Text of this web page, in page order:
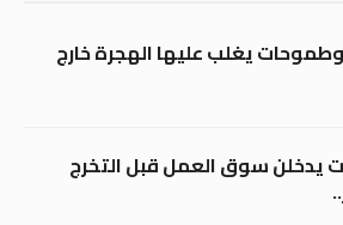
يغلب عليها الهجرة خارج
يدخلن سوق العمل قبل التخرج